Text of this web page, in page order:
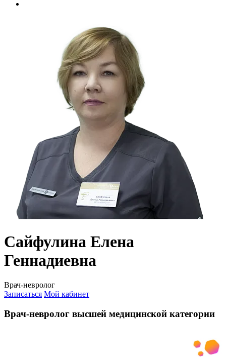
Сайфулина Елена
Геннадиевна
Врач-невролог
Записаться Мой кабинет
Врач-невролог высшей медицинской категории